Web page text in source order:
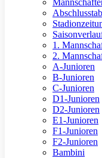
1.
2.
A-Junioren
B-Junioren
C-Junioren
D1-Junioren
D2-Junioren
E1-Junioren
F1-Junioren
F2-Junioren
Bambini